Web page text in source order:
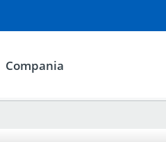
Compania